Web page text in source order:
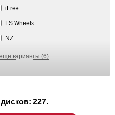
iFree
LS Wheels
NZ
еще варианты (6)
227.